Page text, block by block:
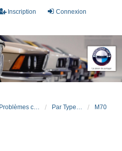
Connexion
Inscription
Problèmes connus et résolus (FAQ) Par Type Moteur (ESSENCE) M70